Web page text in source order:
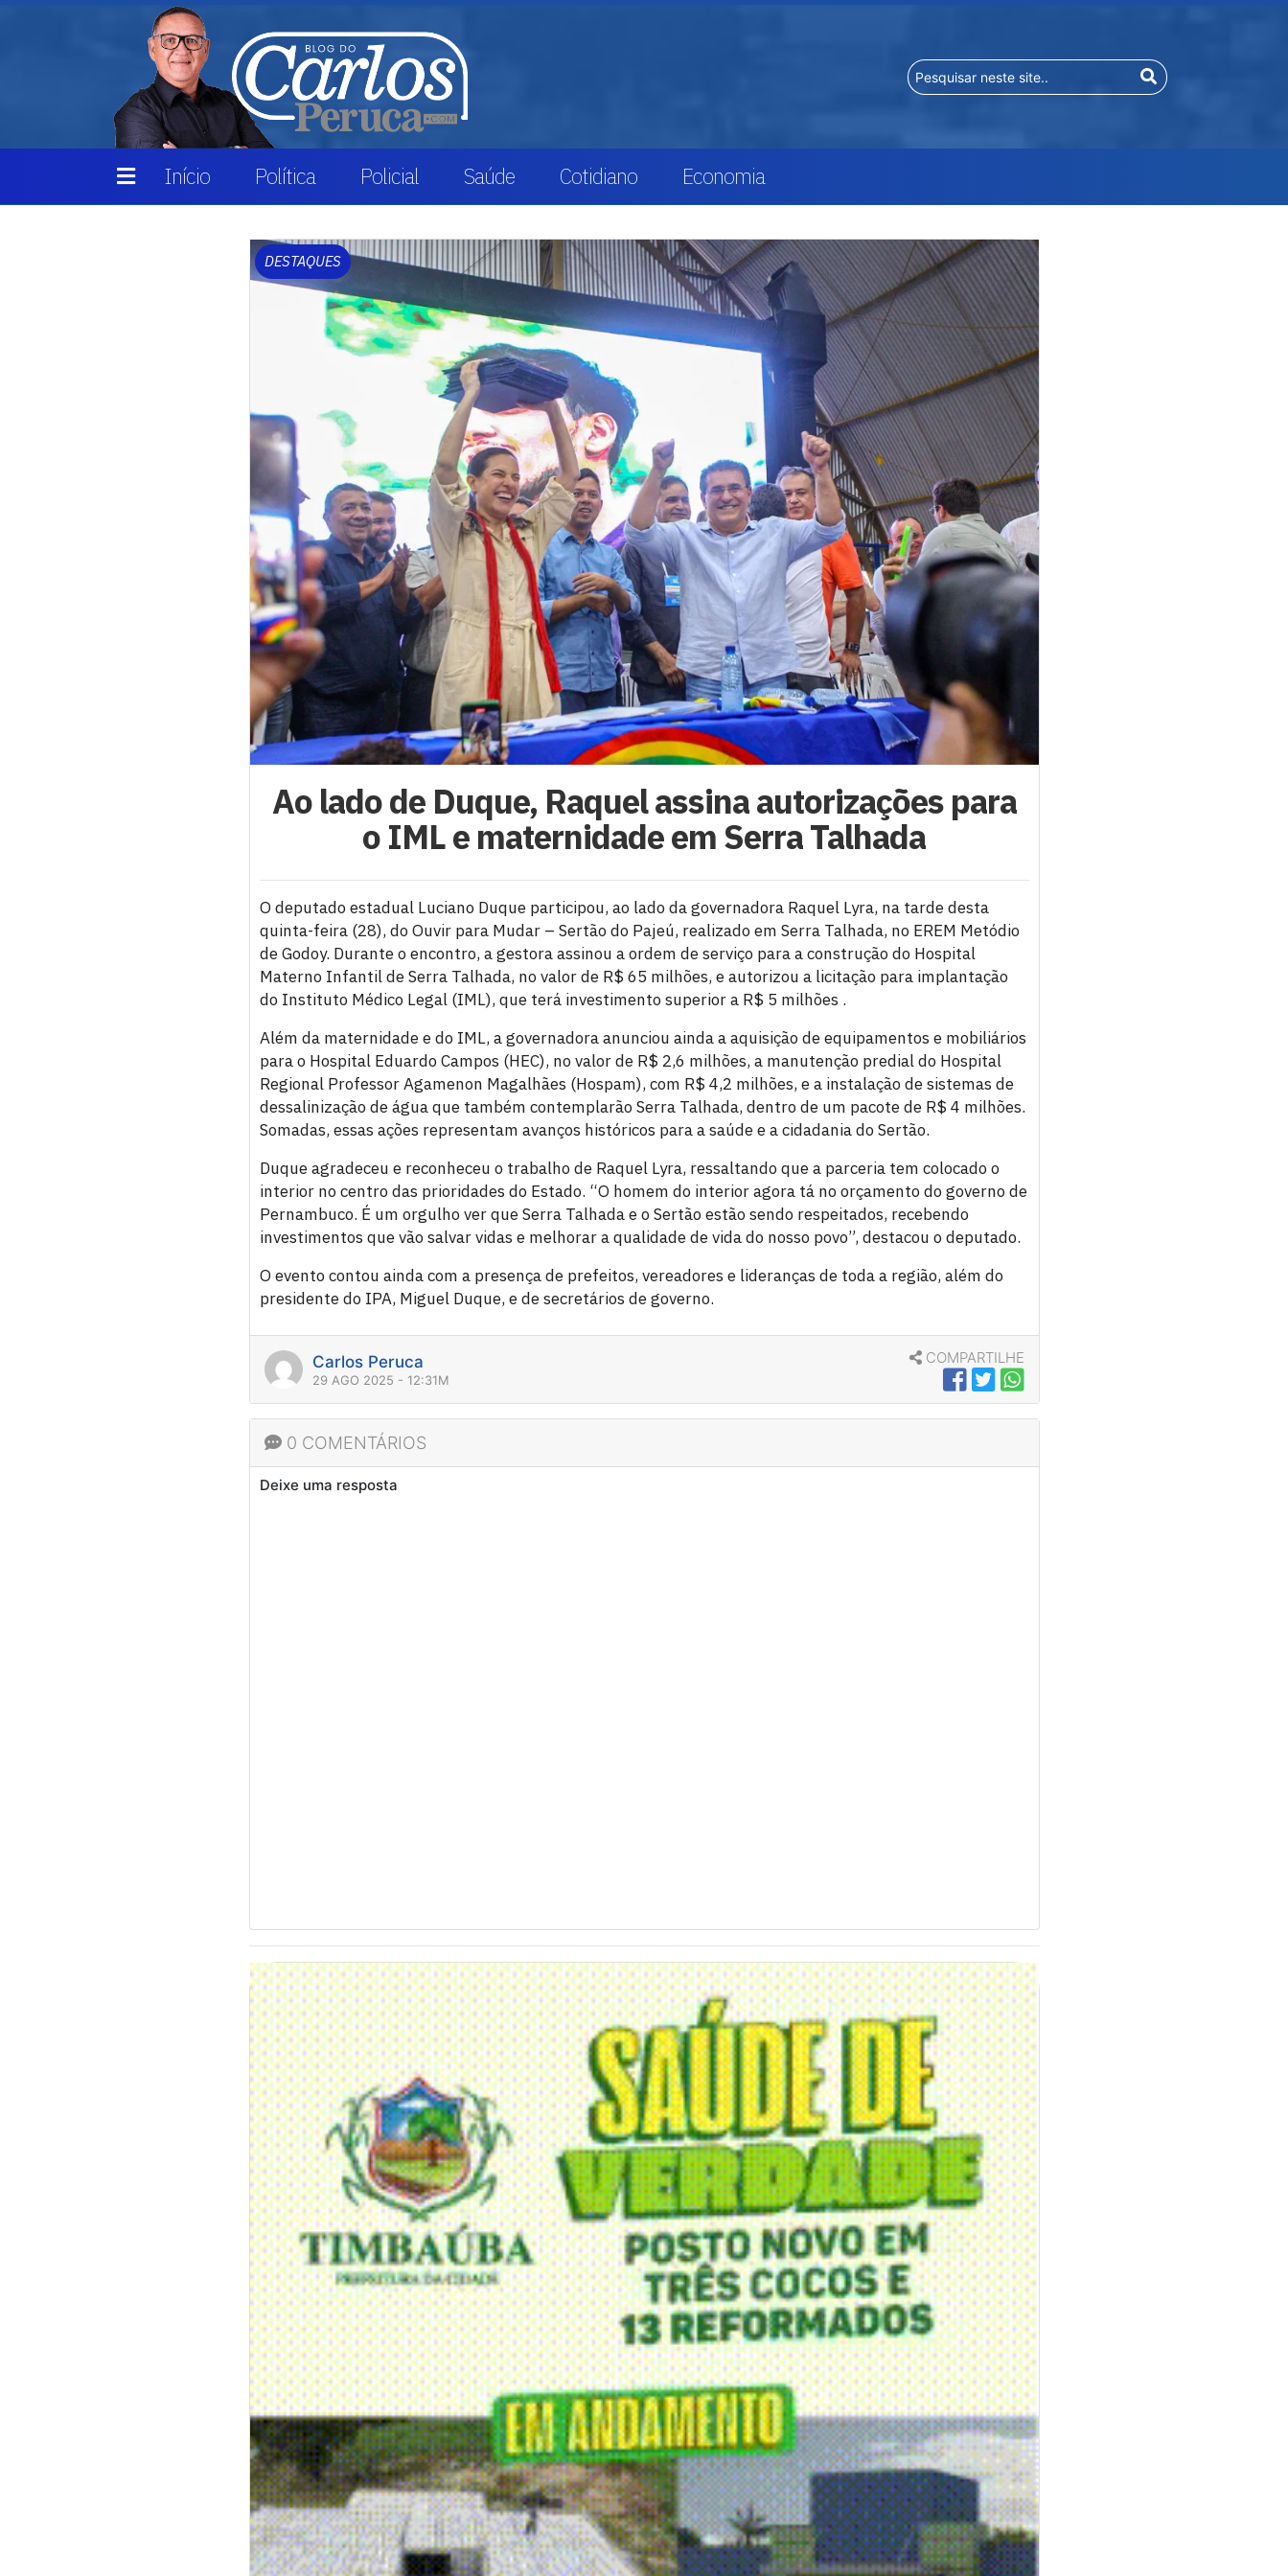
Início Política Policial Saúde Cotidiano Economia
DESTAQUES
Ao lado de Duque, Raquel assina autorizações para
o IML e maternidade em Serra Talhada
O deputado estadual Luciano Duque participou, ao lado da governadora Raquel Lyra, na tarde desta
quinta-feira (28), do Ouvir para Mudar – Sertão do Pajeú, realizado em Serra Talhada, no EREM Metódio
de Godoy. Durante o encontro, a gestora assinou a ordem de serviço para a construção do Hospital
Materno Infantil de Serra Talhada, no valor de R$ 65 milhões, e autorizou a licitação para implantação
do Instituto Médico Legal (IML), que terá investimento superior a R$ 5 milhões .
Além da maternidade e do IML, a governadora anunciou ainda a aquisição de equipamentos e mobiliários
para o Hospital Eduardo Campos (HEC), no valor de R$ 2,6 milhões, a manutenção predial do Hospital
Regional Professor Agamenon Magalhães (Hospam), com R$ 4,2 milhões, e a instalação de sistemas de
dessalinização de água que também contemplarão Serra Talhada, dentro de um pacote de R$ 4 milhões.
Somadas, essas ações representam avanços históricos para a saúde e a cidadania do Sertão.
Duque agradeceu e reconheceu o trabalho de Raquel Lyra, ressaltando que a parceria tem colocado o
interior no centro das prioridades do Estado. “O homem do interior agora tá no orçamento do governo de
Pernambuco. É um orgulho ver que Serra Talhada e o Sertão estão sendo respeitados, recebendo
investimentos que vão salvar vidas e melhorar a qualidade de vida do nosso povo”, destacou o deputado.
O evento contou ainda com a presença de prefeitos, vereadores e lideranças de toda a região, além do
presidente do IPA, Miguel Duque, e de secretários de governo.
Carlos Peruca
29 AGO 2025 - 12:31M
COMPARTILHE
0 COMENTÁRIOS
Deixe uma resposta